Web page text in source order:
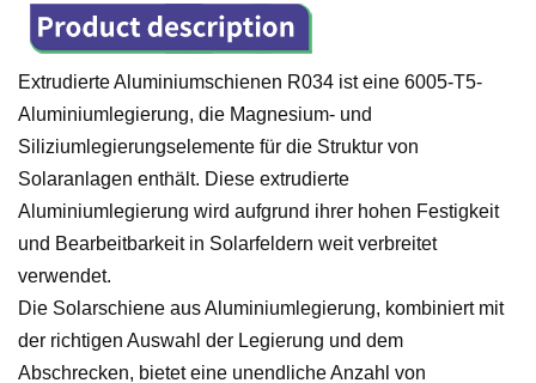
Extrudierte Aluminiumschienen R034 ist eine 6005-T5-
Aluminiumlegierung, die Magnesium- und
Siliziumlegierungselemente für die Struktur von
Solaranlagen enthält. Diese extrudierte
Aluminiumlegierung wird aufgrund ihrer hohen Festigkeit
und Bearbeitbarkeit in Solarfeldern weit verbreitet
verwendet.
Die Solarschiene aus Aluminiumlegierung, kombiniert mit
der richtigen Auswahl der Legierung und dem
Abschrecken, bietet eine unendliche Anzahl von